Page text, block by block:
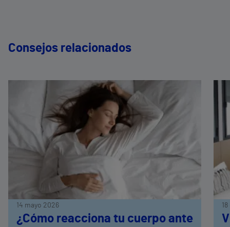
Consejos relacionados
14 mayo 2026
¿Cómo reacciona tu cuerpo ante